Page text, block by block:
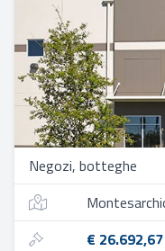
Negozi, botteghe
€ 26.692,67